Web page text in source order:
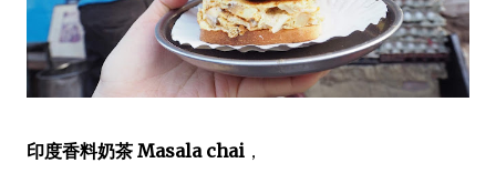
印度香料奶茶 Masala chai ，